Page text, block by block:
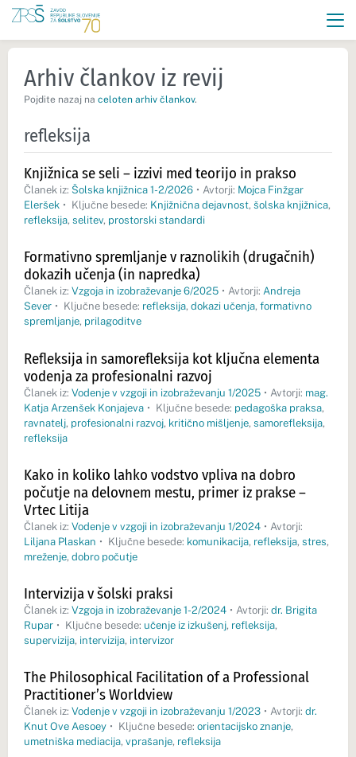
Arhiv člankov iz revij
Pojdite nazaj na celoten arhiv člankov.
refleksija
Knjižnica se seli – izzivi med teorijo in prakso
Članek iz: Šolska knjižnica 1-2/2026 • Avtorji: Mojca Finžgar
Eleršek • Ključne besede: Knjižnična dejavnost, šolska knjižnica,
refleksija, selitev, prostorski standardi
Formativno spremljanje v raznolikih (drugačnih)
dokazih učenja (in napredka)
Članek iz: Vzgoja in izobraževanje 6/2025 • Avtorji: Andreja
Sever • Ključne besede: refleksija, dokazi učenja, formativno
spremljanje, prilagoditve
Refleksija in samorefleksija kot ključna elementa
vodenja za profesionalni razvoj
Članek iz: Vodenje v vzgoji in izobraževanju 1/2025 • Avtorji: mag.
Katja Arzenšek Konjajeva • Ključne besede: pedagoška praksa,
ravnatelj, profesionalni razvoj, kritično mišljenje, samorefleksija,
refleksija
Kako in koliko lahko vodstvo vpliva na dobro
počutje na delovnem mestu, primer iz prakse –
Vrtec Litija
Članek iz: Vodenje v vzgoji in izobraževanju 1/2024 • Avtorji:
Liljana Plaskan • Ključne besede: komunikacija, refleksija, stres,
mreženje, dobro počutje
Intervizija v šolski praksi
Članek iz: Vzgoja in izobraževanje 1-2/2024 • Avtorji: dr. Brigita
Rupar • Ključne besede: učenje iz izkušenj, refleksija,
supervizija, intervizija, intervizor
The Philosophical Facilitation of a Professional
Practitioner’s Worldview
Članek iz: Vodenje v vzgoji in izobraževanju 1/2023 • Avtorji: dr.
Knut Ove Aesoey • Ključne besede: orientacijsko znanje,
umetniška mediacija, vprašanje, refleksija